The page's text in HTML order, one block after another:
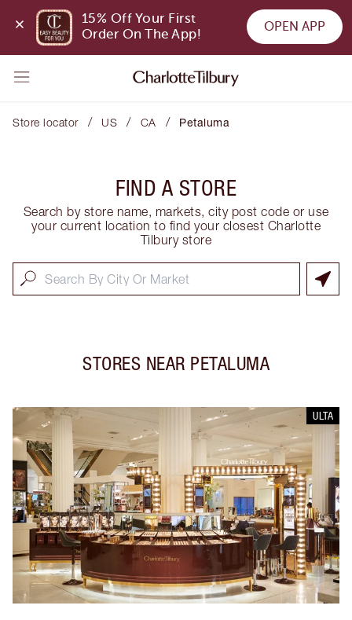
15% Off Your First
Order On The App!
OPEN APP
Store locator / US / CA / Petaluma
FIND A STORE
Search by store name, markets, city post code or use
your current location to find your closest Charlotte
Tilbury store
STORES NEAR PETALUMA
ULTA